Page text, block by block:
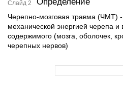
Слайд 2
Черепно-мозговая травма (ЧМТ)
механической энергией черепа и
содержимого (мозга, оболочек,
черепных нервов)